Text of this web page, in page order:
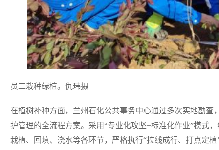
员工栽种绿植。仇玮摄
在植树补种方面，兰州石化公共事务中心通过多次实地勘
护管理的全流程方案。采用“专业化攻坚+标准化作业”模式
栽植、回填、浇水等各环节，严格执行“拉线成行、打点定